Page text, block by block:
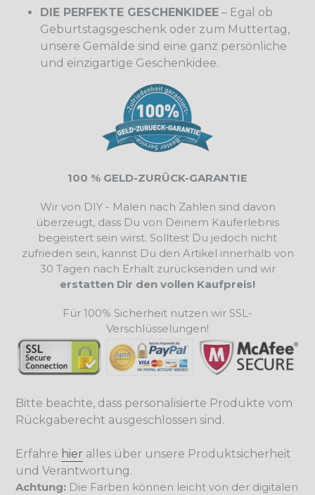
DIE PERFEKTE GESCHENKIDEE – Egal ob
Geburtstagsgeschenk oder zum Muttertag,
unsere Gemälde sind eine ganz persönliche
und einzigartige Geschenkidee.
100 % GELD-ZURÜCK-GARANTIE
Wir von DIY - Malen nach Zahlen sind davon
überzeugt, dass Du von Deinem Kauferlebnis
begeistert sein wirst. Solltest Du jedoch nicht
zufrieden sein, kannst Du den Artikel innerhalb von
30 Tagen nach Erhalt zurücksenden und wir
erstatten Dir den vollen Kaufpreis!
Für 100% Sicherheit nutzen wir SSL-
Verschlüsselungen!
Bitte beachte, dass personalisierte Produkte vom
Rückgaberecht ausgeschlossen sind.
Erfahre hier alles über unsere Produktsicherheit
und Verantwortung.
Achtung: Die Farben können leicht von der digitalen